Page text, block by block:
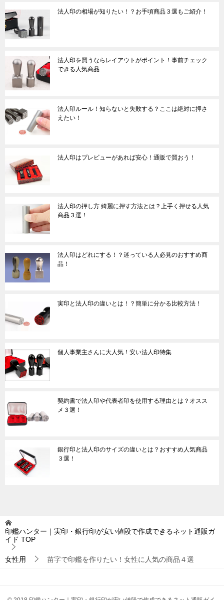
法人印の相場が知りたい！？お手頃商品３選もご紹介！
法人印を買うならレイアウトがポイント！事前チェック
できる人気商品
法人印ルール！知らないと失敗する？ここは絶対に押さ
えたい！
法人印はプレビューがあれば安心！通販で買おう！
法人印の押し方 綺麗に押す方法とは？上手く押せる人気
商品３選！
法人印はどれにする！？迷っている人必見のおすすめ商
品！
実印と法人印の違いとは！？簡単に分かる比較方法！
個人事業主さんに大人気！安い法人印特集
契約書で法人印や代表者印を使用する理由とは？オスス
メ３選！
銀行印と法人印のサイズの違いとは？おすすめ人気商品
３選！
印鑑ハンター｜実印・銀行印が安い値段で作成できるネット通販ガ
イド TOP
女性用 苗字で印鑑を作りたい！女性に人気の商品４選